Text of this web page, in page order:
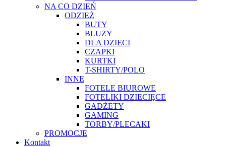
NA CO DZIEŃ
ODZIEŻ
BUTY
BLUZY
DLA DZIECI
CZAPKI
KURTKI
T-SHIRTY/POLO
INNE
FOTELE BIUROWE
FOTELIKI DZIECIĘCE
GADŻETY
GAMING
TORBY/PLECAKI
PROMOCJE
Kontakt